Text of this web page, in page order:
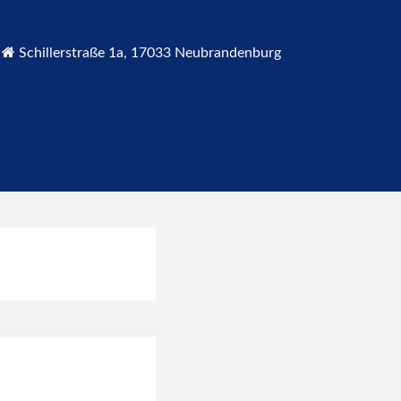
Schillerstraße 1a, 17033 Neubrandenburg